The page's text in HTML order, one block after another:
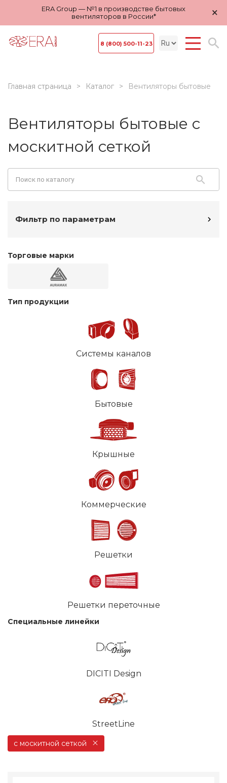
ERA Group — №1 в производстве бытовых
вентиляторов в России*
×
8 (800) 500-11-23
Главная страница Каталог Вентиляторы бытовые
Вентиляторы бытовые с
москитной сеткой
Фильтр по параметрам
Торговые марки
Тип продукции
Системы каналов
Бытовые
Крышные
Коммерческие
Решетки
Решетки переточные
Специальные линейки
DICITI Design
StreetLine
с москитной сеткой